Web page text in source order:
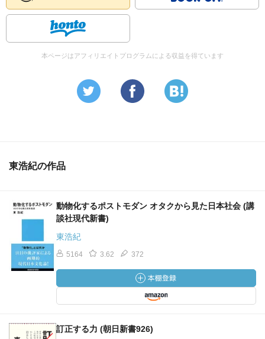
本ページはアフィリエイトプログラムによる収益を得ています
東浩紀の作品
動物化するポストモダン オタクから見た日本社会 (講
談社現代新書)
東浩紀
5164 3.62 372
訂正する力 (朝日新書926)